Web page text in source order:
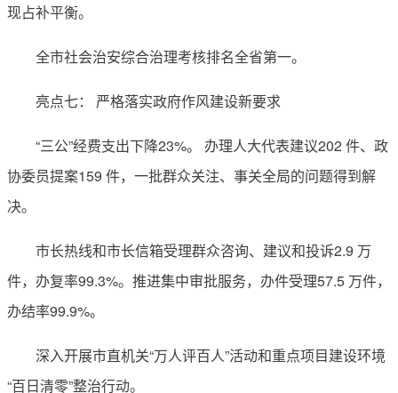
现占补平衡。
全市社会治安综合治理考核排名全省第一。
亮点七： 严格落实政府作风建设新要求
“三公”经费支出下降23%。 办理人大代表建议202 件、政
协委员提案159 件，一批群众关注、事关全局的问题得到解
决。
市长热线和市长信箱受理群众咨询、建议和投诉2.9 万
件，办复率99.3%。推进集中审批服务，办件受理57.5 万件，
办结率99.9%。
深入开展市直机关“万人评百人”活动和重点项目建设环境
“百日清零”整治行动。